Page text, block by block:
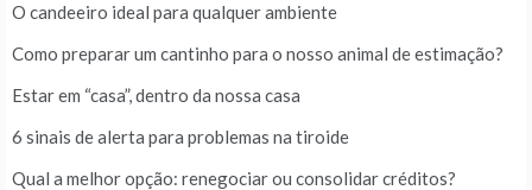
O candeeiro ideal para qualquer ambiente
Como preparar um cantinho para o nosso animal de estimação?
Estar em “casa”, dentro da nossa casa
6 sinais de alerta para problemas na tiroide
Qual a melhor opção: renegociar ou consolidar créditos?